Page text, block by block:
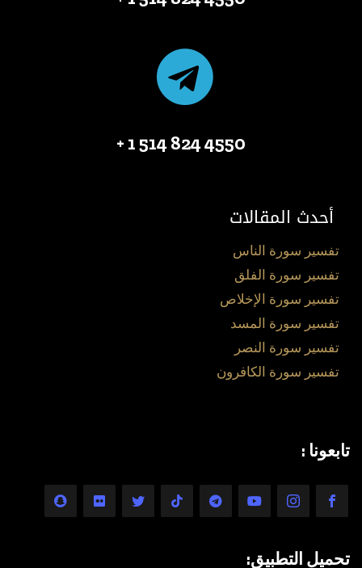
4550 824 514 1 +
أحدث المقالات
تفسير سورة الناس
تفسير سورة الفلق
تفسير سورة الإخلاص
تفسير سورة المسد
تفسير سورة النصر
تفسير سورة الكافرون
تابعونا :
تحميل التطبيق: